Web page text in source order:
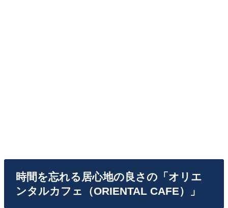
時間を忘れる居心地の良さの「オリエ
ンタルカフェ（ORIENTAL CAFE）」